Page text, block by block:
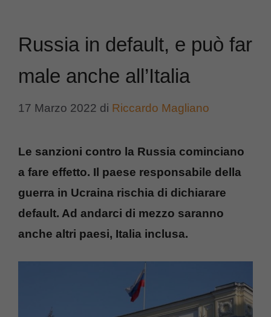
Russia in default, e può far
male anche all’Italia
17 Marzo 2022 di Riccardo Magliano
Le sanzioni contro la Russia cominciano
a fare effetto. Il paese responsabile della
guerra in Ucraina rischia di dichiarare
default. Ad andarci di mezzo saranno
anche altri paesi, Italia inclusa.